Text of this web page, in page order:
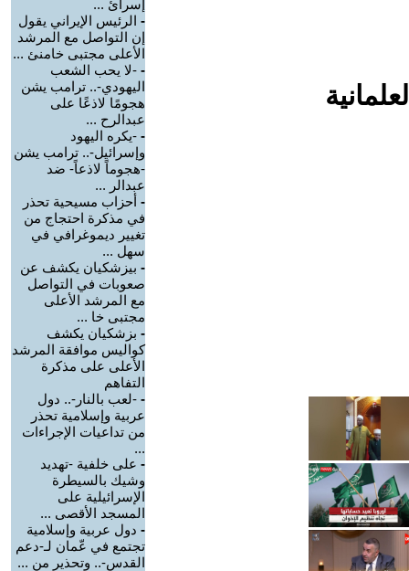
إسرائ ...
- الرئيس الإيراني يقول
إن التواصل مع المرشد
الأعلى مجتبى خامنئ ...
- -لا يحب الشعب
اليهودي-.. ترامب يشن
هجومًا لاذعًا على
عبدالرح ...
- -يكره اليهود
وإسرائيل-.. ترامب يشن
-هجوماً لاذعاً- ضد
عبدالر ...
- أحزاب مسيحية تحذر
في مذكرة احتجاج من
تغيير ديموغرافي في
سهل ...
- بيزشكيان يكشف عن
صعوبات في التواصل
مع المرشد الأعلى
مجتبى خا ...
- بزشكيان يكشف
كواليس موافقة المرشد
الأعلى على مذكرة
التفاهم
- -لعب بالنار-.. دول
عربية وإسلامية تحذر
من تداعيات الإجراءات
...
- على خلفية -تهديد
وشيك بالسيطرة
الإسرائيلية على
المسجد الأقصى ...
- دول عربية وإسلامية
تجتمع في عّمان لـ-دعم
القدس-.. وتحذير من ...